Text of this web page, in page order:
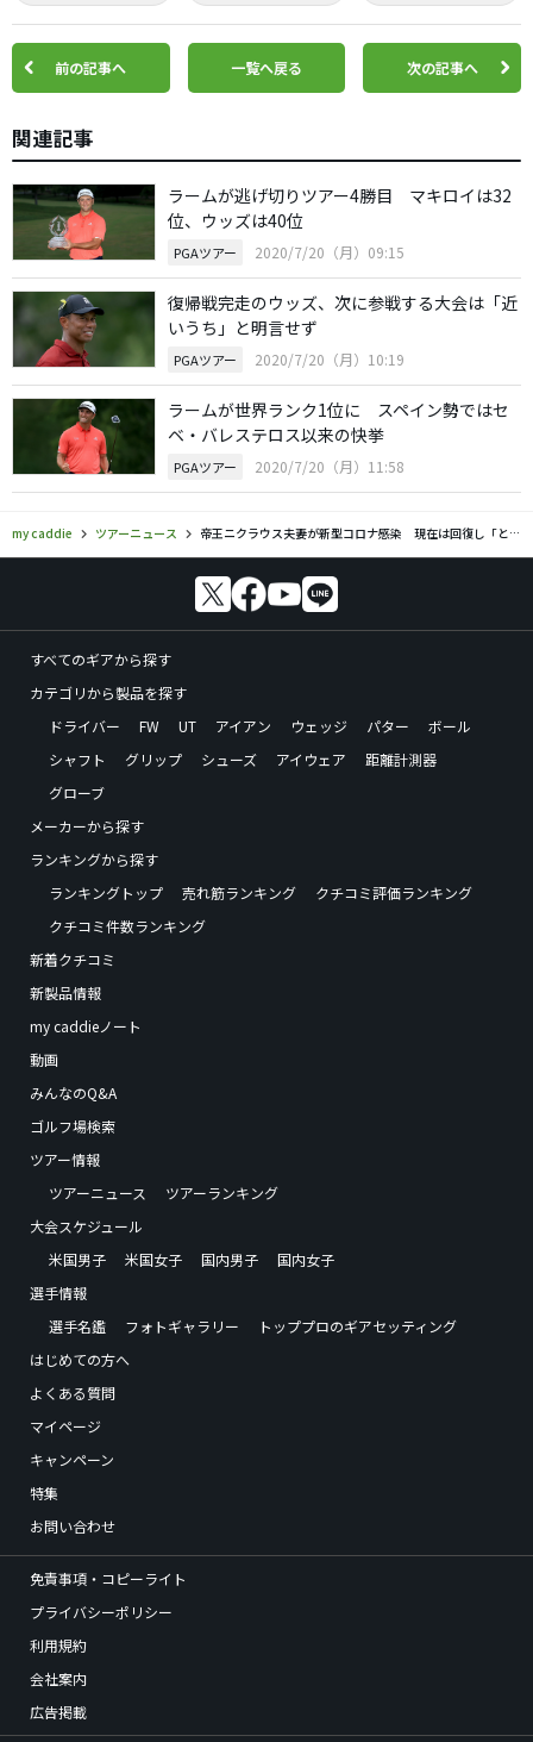
前の記事へ 一覧へ戻る 次の記事へ
関連記事
ラームが逃げ切りツアー4勝目 マキロイは32
位、ウッズは40位
PGAツアー 2020/7/20（月）09:15
復帰戦完走のウッズ、次に参戦する大会は「近
いうち」と明言せず
PGAツアー 2020/7/20（月）10:19
ラームが世界ランク1位に スペイン勢ではセ
ベ・バレステロス以来の快挙
PGAツアー 2020/7/20（月）11:58
my caddie ツアーニュース 帝王ニクラウス夫妻が新型コロナ感染 現在は回復し「とてもラッキーでした」
すべてのギアから探す
カテゴリから製品を探す
ドライバー
FW UT アイアン ウェッジ パター
ボール
シャフト
グリップ シューズ アイウェア
距離計測器
グローブ
メーカーから探す
ランキングから探す
ランキングトップ
売れ筋ランキング
クチコミ評価ランキング
クチコミ件数ランキング
新着クチコミ
新製品情報
my caddieノート
動画
みんなのQ&A
ゴルフ場検索
ツアー情報
ツアーニュース
ツアーランキング
大会スケジュール
米国男子
米国女子 国内男子
国内女子
選手情報
選手名鑑
フォトギャラリー
トッププロのギアセッティング
はじめての方へ
よくある質問
マイページ
キャンペーン
特集
お問い合わせ
免責事項・コピーライト
プライバシーポリシー
利用規約
会社案内
広告掲載